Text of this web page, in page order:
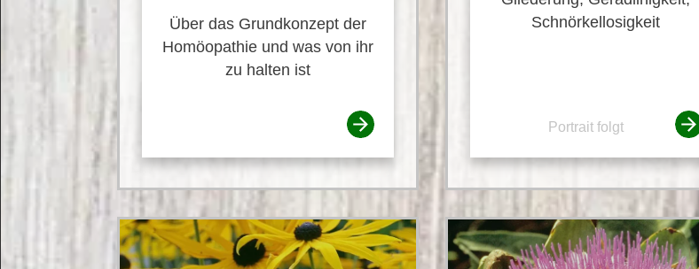
Über das Grundkonzept der
Homöopathie und was von ihr
zu halten ist
Schnörkellosigkeit
Portrait folgt